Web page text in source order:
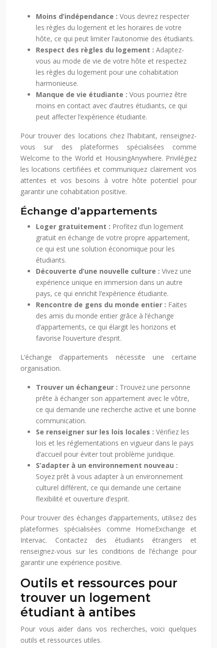
Moins d’indépendance : Vous devrez respecter
les règles du logement et les horaires de votre
hôte, ce qui peut limiter l’autonomie des étudiants.
Respect des règles du logement : Adaptez-
vous au mode de vie de votre hôte et respectez
les règles du logement pour une cohabitation
harmonieuse.
Manque de vie étudiante : Vous pourriez être
moins en contact avec d’autres étudiants, ce qui
peut affecter l’expérience étudiante.
Pour trouver des locations chez l’habitant, renseignez-
vous sur des plateformes spécialisées comme
Welcome to the World et HousingAnywhere. Privilégiez
les locations certifiées et communiquez clairement vos
attentes et vos besoins à votre hôte potentiel pour
garantir une cohabitation positive.
Échange d’appartements
Loger gratuitement : Profitez d’un logement
gratuit en échange de votre propre appartement,
ce qui est une solution économique pour les
étudiants.
Découverte d’une nouvelle culture : Vivez une
expérience unique en immersion dans un autre
pays, ce qui enrichit l’expérience étudiante.
Rencontre de gens du monde entier : Faites
des amis du monde entier grâce à l’échange
d’appartements, ce qui élargit les horizons et
favorise l’ouverture d’esprit.
L’échange d’appartements nécessite une certaine
organisation.
Trouver un échangeur : Trouvez une personne
prête à échanger son appartement avec le vôtre,
ce qui demande une recherche active et une bonne
communication.
Se renseigner sur les lois locales : Vérifiez les
lois et les réglementations en vigueur dans le pays
d’accueil pour éviter tout problème juridique.
S’adapter à un environnement nouveau :
Soyez prêt à vous adapter à un environnement
culturel différent, ce qui demande une certaine
flexibilité et ouverture d’esprit.
Pour trouver des échanges d’appartements, utilisez des
plateformes spécialisées comme HomeExchange et
Intervac. Contactez des étudiants étrangers et
renseignez-vous sur les conditions de l’échange pour
garantir une expérience positive.
Outils et ressources pour
trouver un logement
étudiant à antibes
Pour vous aider dans vos recherches, voici quelques
outils et ressources utiles.